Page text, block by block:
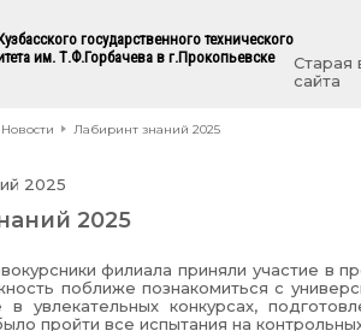
государственного технического
им. Т.Ф.Горбачева в г.Прокопьевске
Старая
сайта
Новости Лабиринт знаний 2025
2025
филиала приняли участие в
поближе познакомиться с
в увлекательных конкурсах,
пройти все испытания на